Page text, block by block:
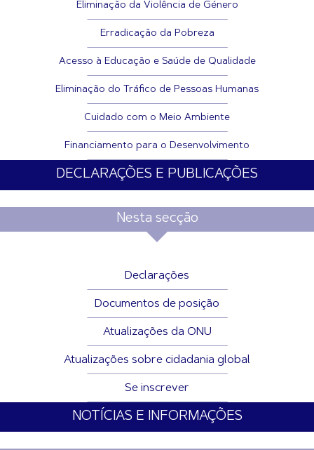
Eliminação da Violência de Género
Erradicação da Pobreza
Acesso à Educação e Saúde de Qualidade
Eliminação do Tráfico de Pessoas Humanas
Cuidado com o Meio Ambiente
Financiamento para o Desenvolvimento
DECLARAÇÕES E PUBLICAÇÕES
Nesta secção
Declarações
Documentos de posição
Atualizações da ONU
Atualizações sobre cidadania global
Se inscrever
NOTÍCIAS E INFORMAÇÕES